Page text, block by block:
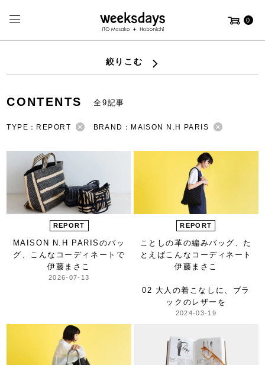
0
絞りこむ
CONTENTS 全9記事
TYPE：REPORT BRAND：MAISON N.H PARIS
REPORT
MAISON N.H PARISのバッ
グ、
こんなコーディネートで
伊藤まさこ
2026-07-13
REPORT
ことしの革の編みバッグ、 た
とえばこんなコーディネート
伊藤まさこ
02 大人の着こなしに、 ブラ
ックのレザーを
2024-03-19